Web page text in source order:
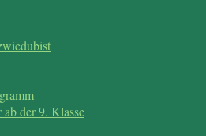
der 9. Klasse